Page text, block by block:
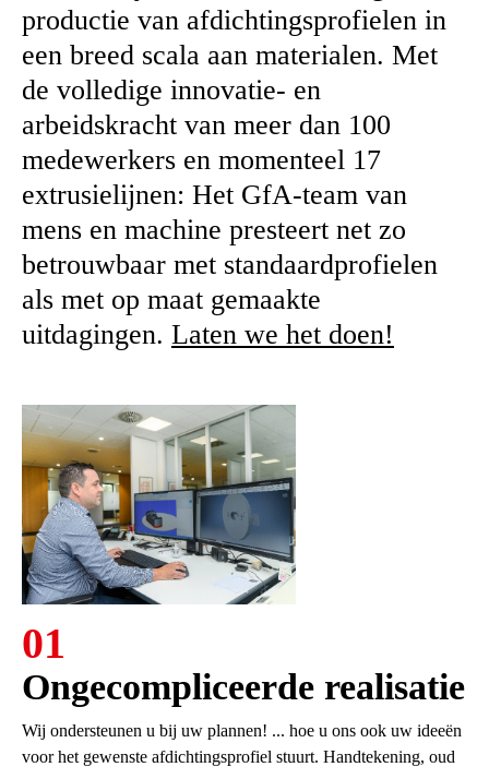
productie van afdichtingsprofielen in
een breed scala aan materialen. Met
de volledige innovatie- en
arbeidskracht van meer dan 100
medewerkers en momenteel 17
extrusielijnen: Het GfA-team van
mens en machine presteert net zo
betrouwbaar met standaardprofielen
als met op maat gemaakte
uitdagingen. Laten we het doen!
01
Ongecompliceerde realisatie
Wij ondersteunen u bij uw plannen! ... hoe u ons ook uw ideeën
voor het gewenste afdichtingsprofiel stuurt. Handtekening, oud